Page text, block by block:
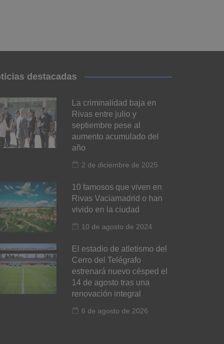
destacadas
La criminalidad baja en
Rivas entre julio y
septiembre pese al
aumento acumulado del
año
2 de diciembre de 2025
10 famosos que viven en
Rivas Vaciamadrid o han
vivido en la ciudad
10 de agosto de 2024
El estadio de atletismo del
Cerro del Telégrafo
estrenará nuevo césped el
14 de agosto tras una
renovación integral
6 de agosto de 2026